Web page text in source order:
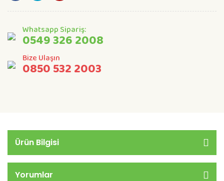
Whatsapp Sipariş:
0549 326 2008
Bize Ulaşın
0850 532 2003
Ürün Bilgisi
Yorumlar